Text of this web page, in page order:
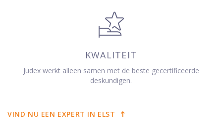
KWALITEIT
Judex werkt alleen samen met de beste gecertificeerde
deskundigen.
VIND NU EEN EXPERT IN ELST